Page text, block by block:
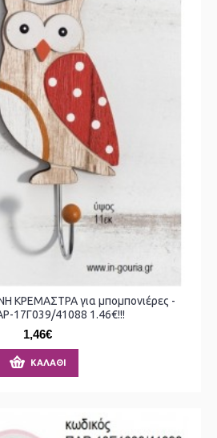
ΚΡΕΜΑΣΤΡΑ για μπομπονιέρες -
17Γ039/41088 1.46€!!!
1,46€
ΚΑΛΆΘΙ